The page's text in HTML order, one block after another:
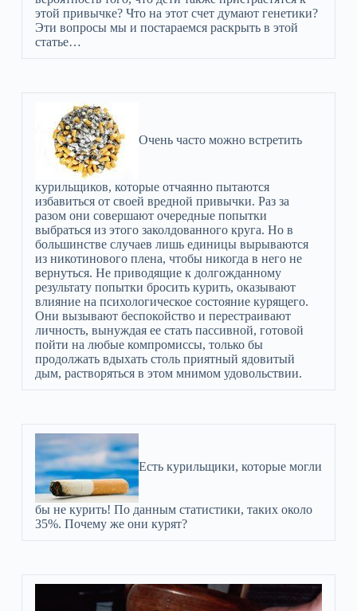
этой привычке? Что на этот счет думают генетики?
Эти вопросы мы и постараемся раскрыть в этой
статье…
Очень часто можно встретить
курильщиков, которые отчаянно пытаются
избавиться от своей вредной привычки. Раз за
разом они совершают очередные попытки
выбраться из этого заколдованного круга. Но в
большинстве случаев лишь единицы вырываются
из никотинового плена, чтобы никогда в него не
вернуться. Не приводящие к долгожданному
результату попытки бросить курить, оказывают
влияние на психологическое состояние курящего.
Они вызывают беспокойство и перестраивают
личность, вынуждая ее стать пассивной, готовой
пойти на любые компромиссы, только бы
продолжать вдыхать столь приятный ядовитый
дым, растворяться в этом мнимом удовольствии.
Есть курильщики, которые могли
бы не курить! По данным статистики, таких около
35%. Почему же они курят?